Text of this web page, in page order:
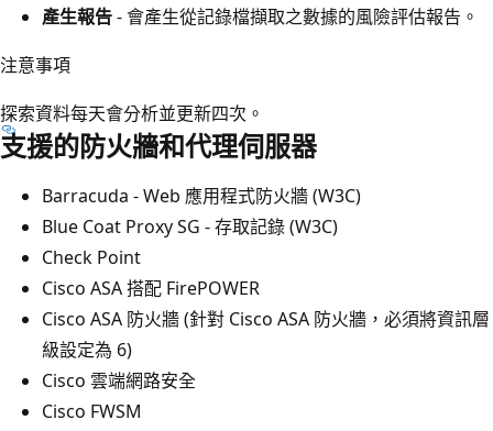
產生報告- 會產生從記錄檔擷取之數據的風險評估報告。
注意事項
探索資料每天會分析並更新四次。
支援的防火牆和代理伺服器
Barracuda - Web 應用程式防火牆 (W3C)
Blue Coat Proxy SG - 存取記錄 (W3C)
Check Point
Cisco ASA 搭配 FirePOWER
Cisco ASA 防火牆 (針對 Cisco ASA 防火牆，必須將資訊層
級設定為 6)
Cisco 雲端網路安全
Cisco FWSM